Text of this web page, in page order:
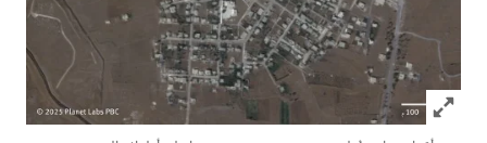
Click to expand Image